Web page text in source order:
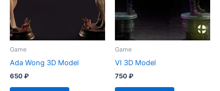
Game
Ada Wong 3D Model
650₽
Game
VI 3D Model
750₽